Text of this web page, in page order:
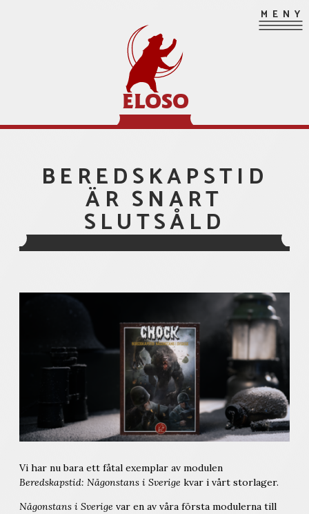
ELOSO
MENY
BEREDSKAPSTID
ÄR SNART
SLUTSÅLD
Vi har nu bara ett fåtal exemplar av modulen
Beredskapstid: Någonstans i Sverige kvar i vårt storlager.
Någonstans i Sverige var en av våra första modulerna till